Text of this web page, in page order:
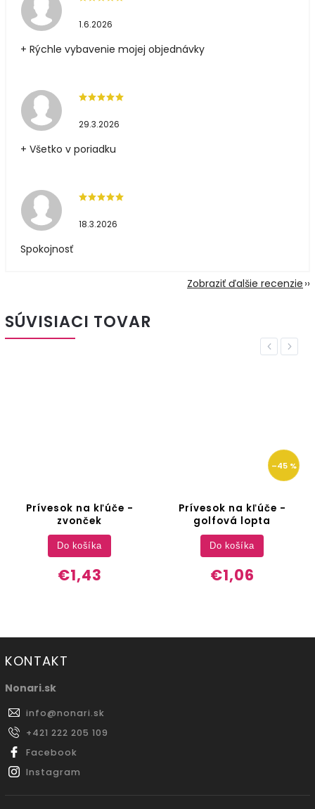
1.6.2026
+ Rýchle vybavenie mojej objednávky
29.3.2026
+ Všetko v poriadku
18.3.2026
Spokojnosť
Zobraziť ďalšie recenzie
SÚVISIACI TOVAR
Previous
Prívesok na kľúče -
zvonček
€1,43
Do košíka
–45 %
Prívesok na kľúče -
golfová lopta
€1,06
Do košíka
Next
KONTAKT
Nonari.sk
info@nonari.sk
+421 222 205 109
Facebook
Instagram